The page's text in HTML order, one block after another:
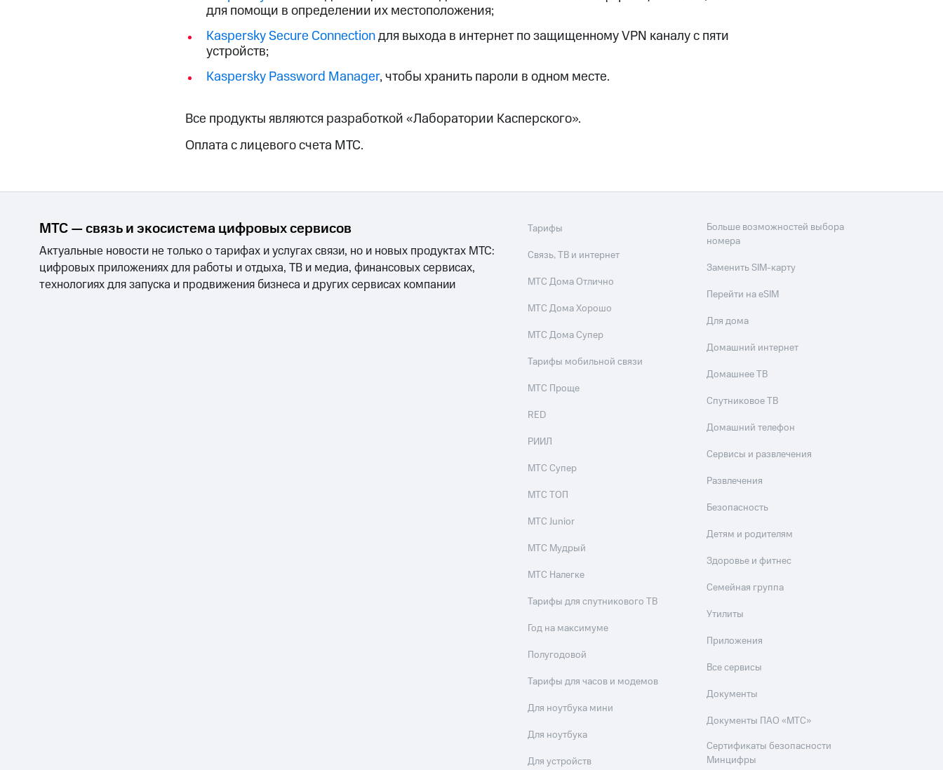
Наушники и колонкиУмные часы и трекерыУмный домПланшеты Акции и скидкиВсе товары
Условия пополнения
Скидка 30% на связь
Тарифы RED, РИИЛ и МТС Супер дешевле при оплате с карты МТС Деньги
Обзоры товаров
на смартфоны
при покупке со связью МТС
для помощи в определении их местоположения;
Kaspersky Secure Connectionдля выхода в интернет по защищенному VPN каналу с пяти
устройств;
Kaspersky Password Manager, чтобы хранить пароли в одном месте.
Все продукты являются разработкой «Лаборатории Касперского».
Оплата с лицевого счета МТС.
МТС — связь и экосистема цифровых сервисов
Актуальные новости не только о тарифах и услугах связи, но и новых продуктах МТС:
цифровых приложениях для работы и отдыха, ТВ и медиа, финансовых сервисах,
технологиях для запуска и продвижения бизнеса и других сервисах компании
Тарифы
Связь, ТВ и интернет
МТС Дома Отлично
МТС Дома Хорошо
МТС Дома Супер
Тарифы мобильной связи
МТС Проще
RED
РИИЛ
МТС Супер
МТС ТОП
МТС Junior
МТС Мудрый
МТС Налегке
Тарифы для спутникового ТВ
Год на максимуме
Полугодовой
Тарифы для часов и модемов
Для ноутбука мини
Для ноутбука
Для устройств
Больше возможностей выбора
номера
Заменить SIM-карту
Перейти на eSIM
Для дома
Домашний интернет
Домашнее ТВ
Спутниковое ТВ
Домашний телефон
Сервисы и развлечения
Развлечения
Безопасность
Детям и родителям
Здоровье и фитнес
Семейная группа
Утилиты
Приложения
Все сервисы
Документы
Документы ПАО «МТС»
Сертификаты безопасности
Минцифры